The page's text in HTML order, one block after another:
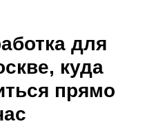
для
куда
прямо